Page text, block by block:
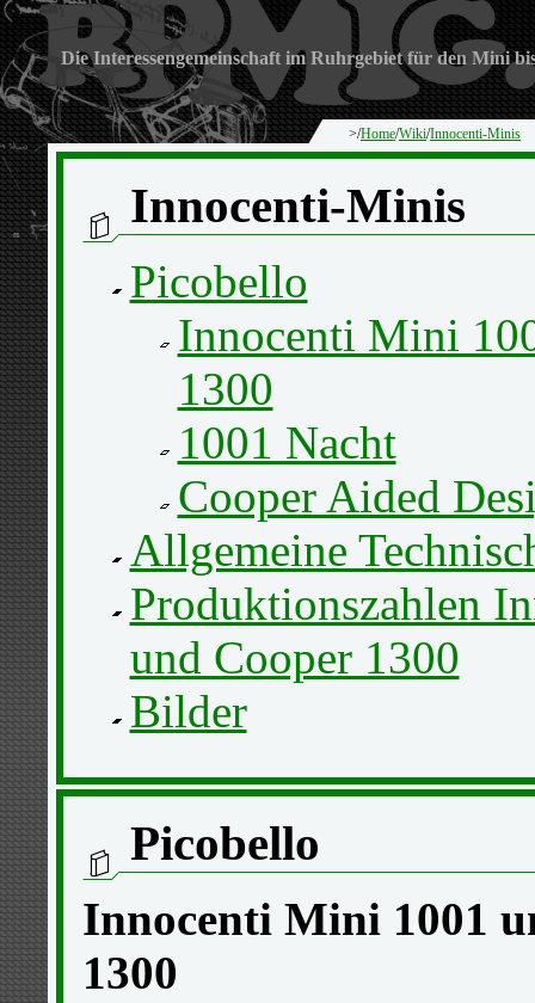
Die Interessengemeinschaft im Ruhrgebiet für den Mini
>/Home/Wiki/Innocenti-Minis
Innocenti-Minis
Picobello
Innocenti Mini
1300
1001 Nacht
Cooper Aided
Allgemeine
Produktionszahlen
und Cooper 1300
Bilder
Picobello
Innocenti Mini 1001
1300